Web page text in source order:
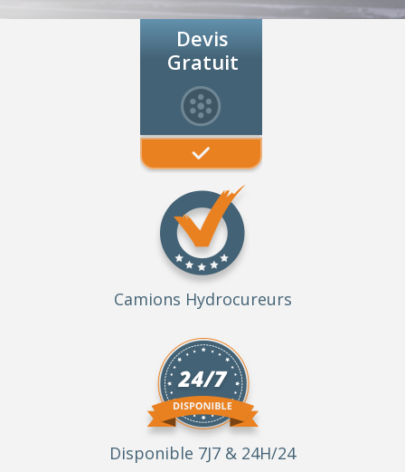
Devis
Gratuit
Camions Hydrocureurs
Disponible 7J7 & 24H/24